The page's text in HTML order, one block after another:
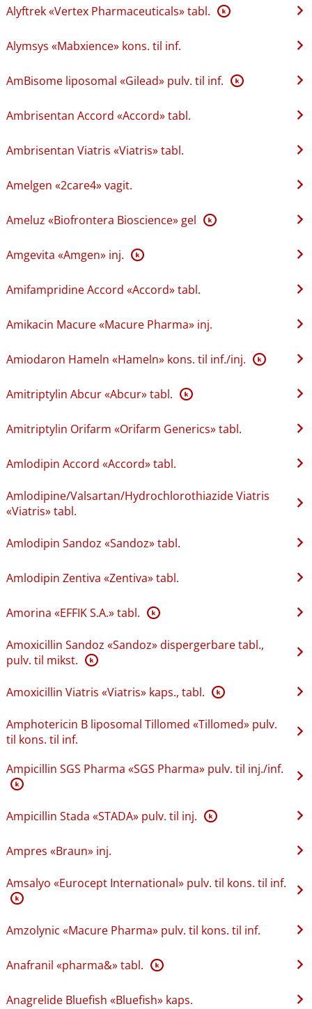
Alyftrek «Vertex Pharmaceuticals» tabl. K
Alymsys «Mabxience» kons. til inf.
AmBisome liposomal «Gilead» pulv. til inf. K
Ambrisentan Accord «Accord» tabl.
Ambrisentan Viatris «Viatris» tabl.
Amelgen «2care4» vagit.
Ameluz «Biofrontera Bioscience» gel K
Amgevita «Amgen» inj. K
Amifampridine Accord «Accord» tabl.
Amikacin Macure «Macure Pharma» inj.
Amiodaron Hameln «Hameln» kons. til inf.​/​inj. K
Amitriptylin Abcur «Abcur» tabl. K
Amitriptylin Orifarm «Orifarm Generics» tabl.
Amlodipin Accord «Accord» tabl.
Amlodipine​/​Valsartan​/​Hydrochlorothiazide Viatris
«Viatris» tabl.
Amlodipin Sandoz «Sandoz» tabl.
Amlodipin Zentiva «Zentiva» tabl.
Amorina «EFFIK S.A.» tabl. K
Amoxicillin Sandoz «Sandoz» dispergerbare tabl.,
pulv. til mikst. K
Amoxicillin Viatris «Viatris» kaps., tabl. K
Amphotericin B liposomal Tillomed «Tillomed» pulv.
til kons. til inf.
Ampicillin SGS Pharma «SGS Pharma» pulv. til inj.​/​inf.
K
Ampicillin Stada «STADA» pulv. til inj. K
Ampres «Braun» inj.
Amsalyo «Eurocept International» pulv. til kons. til inf.
K
Amzolynic «Macure Pharma» pulv. til kons. til inf.
Anafranil «pharma&» tabl. K
Anagrelide Bluefish «Bluefish» kaps.